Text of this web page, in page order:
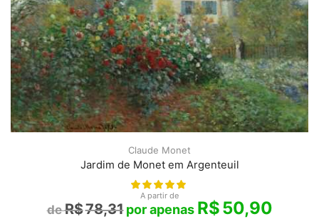
Claude Monet
Jardim de Monet em Argenteuil
A partir de
R$78,31 R$50,90